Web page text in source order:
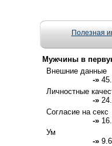
Полезная
Мужчины в
Внешние данные
-»
Личностные
-»
Согласие на секс
-»
Ум
-»